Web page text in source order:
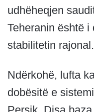
udhëheqjen
Teheranin është
stabilitetin rajonal.
Ndërkohë, lufta
dobësitë e